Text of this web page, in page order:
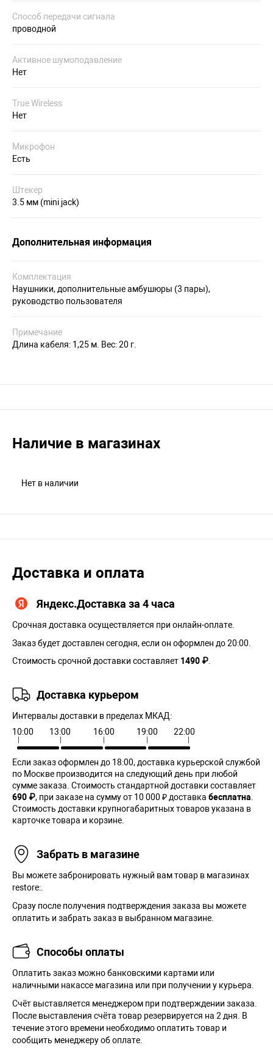
Способ передачи сигнала
проводной
Активное шумоподавление
Нет
True Wireless
Нет
Микрофон
Есть
Штекер
3.5 мм (mini jack)
Дополнительная информация
Комплектация
Наушники, дополнительные амбушюры (3 пары),
руководство пользователя
Примечание
Длина кабеля: 1,25 м. Вес: 20 г.
Наличие в магазинах
Нет в наличии
Доставка и оплата
Яндекс.Доставка за 4 часа
Срочная доставка осуществляется при онлайн-оплате.
Заказ будет доставлен сегодня, если он оформлен до 20:00.
Стоимость срочной доставки составляет 1490 ₽
Доставка курьером
Интервалы доставки в пределах МКАД:
10:00
13:00 16:00 19:00 22:00
Если заказ оформлен до 18:00, доставка курьерской службой
по Москве производится на следующий день при любой
сумме заказа. Cтоимость стандартной доставки составляет
690 ₽, при заказе на сумму от 10 000 ₽ доставка бесплатна
Стоимость доставки крупногабаритных товаров указана в
карточке товара и корзине.
Забрать в магазине
Вы можете забронировать нужный вам товар в магазинах
restore:.
Сразу после получения подтверждения заказа вы можете
оплатить и забрать заказ в выбранном магазине.
Способы оплаты
Оплатить заказ можно банковскими картами или
наличными накассе магазина или при получении у курьера.
Cчёт выставляется менеджером при подтверждении заказа.
После выставления счёта товар резервируется на 2 дня. В
течение этого времени необходимо оплатить товар и
сообщить менеджеру об оплате.